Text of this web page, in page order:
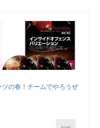
ツの春！チームでやろうぜ